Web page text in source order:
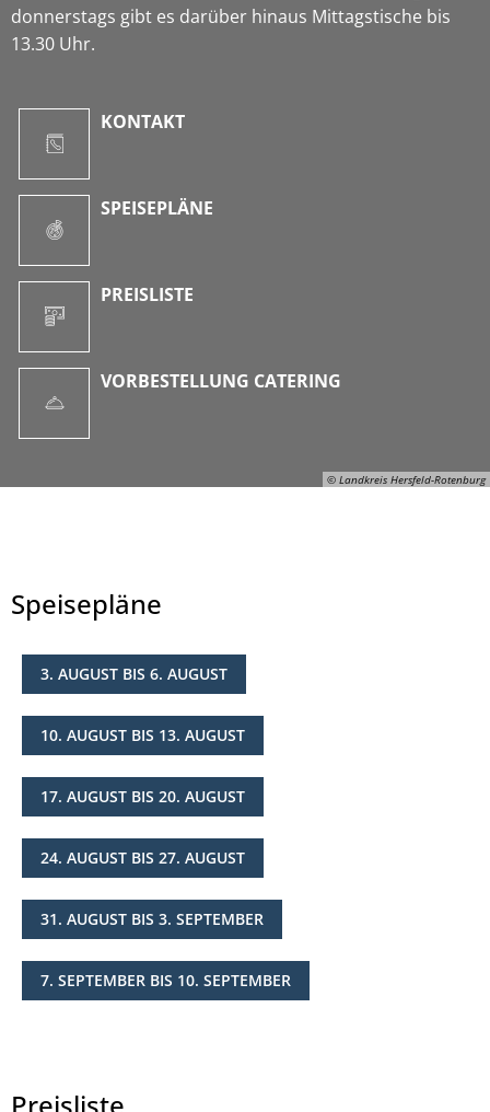
© Landkreis Hersfeld-Rotenburg
donnerstags gibt es darüber hinaus Mittagstische bis
13.30 Uhr.
KONTAKT
SPEISEPLÄNE
PREISLISTE
VORBESTELLUNG CATERING
Speisepläne
3. AUGUST BIS 6. AUGUST
10. AUGUST BIS 13. AUGUST
17. AUGUST BIS 20. AUGUST
24. AUGUST BIS 27. AUGUST
31. AUGUST BIS 3. SEPTEMBER
7. SEPTEMBER BIS 10. SEPTEMBER